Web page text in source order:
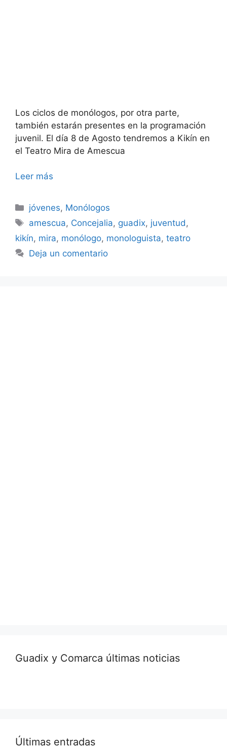
Los ciclos de monólogos, por otra parte,
también estarán presentes en la programación
juvenil. El día 8 de Agosto tendremos a Kikín en
el Teatro Mira de Amescua
Leer más
Categorías
jóvenes, Monólogos
Etiquetas
amescua, Concejalia, guadix, juventud,
kikín, mira, monólogo, monologuista, teatro
Deja un comentario
Guadix y Comarca últimas noticias
Últimas entradas